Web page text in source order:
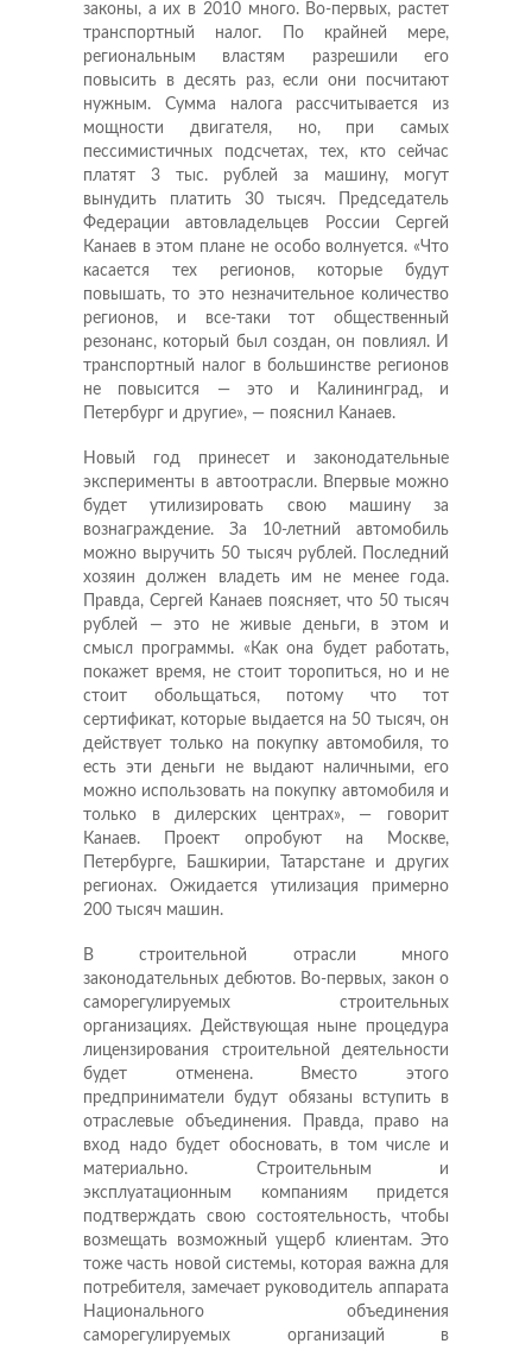
законы, а их в 2010 много. Во-первых, растет
транспортный налог. По крайней мере,
региональным властям разрешили его
повысить в десять раз, если они посчитают
нужным. Сумма налога рассчитывается из
мощности двигателя, но, при самых
пессимистичных подсчетах, тех, кто сейчас
платят 3 тыс. рублей за машину, могут
вынудить платить 30 тысяч. Председатель
Федерации автовладельцев России Сергей
Канаев в этом плане не особо волнуется. «Что
касается тех регионов, которые будут
повышать, то это незначительное количество
регионов, и все-таки тот общественный
резонанс, который был создан, он повлиял. И
транспортный налог в большинстве регионов
не повысится — это и Калининград, и
Петербург и другие», — пояснил Канаев.
Новый год принесет и законодательные
эксперименты в автоотрасли. Впервые можно
будет утилизировать свою машину за
вознаграждение. За 10-летний автомобиль
можно выручить 50 тысяч рублей. Последний
хозяин должен владеть им не менее года.
Правда, Сергей Канаев поясняет, что 50 тысяч
рублей — это не живые деньги, в этом и
смысл программы. «Как она будет работать,
покажет время, не стоит торопиться, но и не
стоит обольщаться, потому что тот
сертификат, которые выдается на 50 тысяч, он
действует только на покупку автомобиля, то
есть эти деньги не выдают наличными, его
можно использовать на покупку автомобиля и
только в дилерских центрах», — говорит
Канаев. Проект опробуют на Москве,
Петербурге, Башкирии, Татарстане и других
регионах. Ожидается утилизация примерно
200 тысяч машин.
В строительной отрасли много
законодательных дебютов. Во-первых, закон о
саморегулируемых строительных
организациях. Действующая ныне процедура
лицензирования строительной деятельности
будет отменена. Вместо этого
предприниматели будут обязаны вступить в
отраслевые объединения. Правда, право на
вход надо будет обосновать, в том числе и
материально. Строительным и
эксплуатационным компаниям придется
подтверждать свою состоятельность, чтобы
возмещать возможный ущерб клиентам. Это
тоже часть новой системы, которая важна для
потребителя, замечает руководитель аппарата
Национального объединения
саморегулируемых организаций в